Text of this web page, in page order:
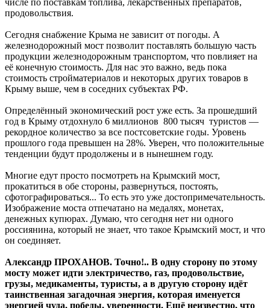
продовольствия.
Сегодня снабжение Крыма не зависит от погоды. А
железнодорожный мост позволит поставлять большую часть
продукции железнодорожным транспортом, что повлияет на
её конечную стоимость. Для нас это важно, ведь пока
стоимость стройматериалов и некоторых других товаров в
Крыму выше, чем в соседних субъектах РФ.
Определённый экономический рост уже есть. За прошедший
год в Крыму отдохнуло 6 миллионов 800 тысяч туристов —
рекордное количество за все постсоветские годы. Уровень
прошлого года превышен на 28%. Уверен, что положительные
тенденции будут продолжены и в нынешнем году.
Многие едут просто посмотреть на Крымский мост,
прокатиться в обе стороны, развернуться, постоять,
сфотографироваться... То есть это уже достопримечательность.
Изображение моста отпечатано на медалях, монетах,
денежных купюрах. Думаю, что сегодня нет ни одного
россиянина, который не знает, что такое Крымский мост, и что
он соединяет.
Александр ПРОХАНОВ. Точно!.. В одну сторону по этому
мосту может идти электричество, газ, продовольствие,
грузы, медикаменты, туристы, а в другую сторону идёт
таинственная загадочная энергия, которая именуется
энергией чуда, победы, уверенности. Ещё неизвестно, что